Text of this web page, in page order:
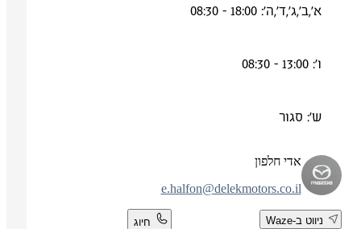
א',ב',ג',ד',ה': 18:00 - 08:30
ש': סגור
אדי חלפון
e.halfon@delekmotors.co.il
ניווט ב-Waze חיוג